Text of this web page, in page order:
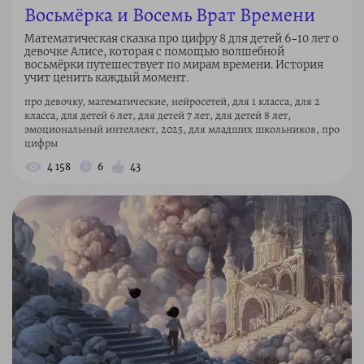
Восьмёрка и Восемь Врат Времени
Математическая сказка про цифру 8 для детей 6–10 лет о
девочке Алисе, которая с помощью волшебной
восьмёрки путешествует по мирам времени. История
учит ценить каждый момент.
про девочку, математические, нейросетей, для 1 класса, для 2
класса, для детей 6 лет, для детей 7 лет, для детей 8 лет,
эмоциональный интеллект, 2025, для младших школьников, про
цифры
4 158 6 43